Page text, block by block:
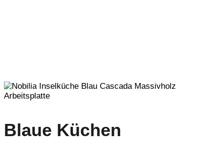
Blaue Küchen